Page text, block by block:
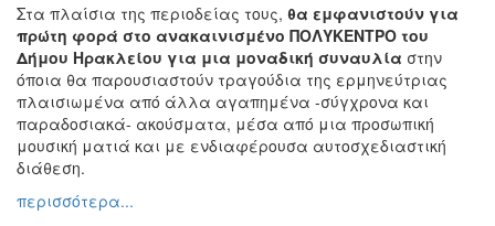
Στα πλαίσια της περιοδείας τους, θα εμφανιστούν για
πρώτη φορά στο ανακαινισμένο ΠΟΛΥΚΕΝΤΡΟ του
Δήμου Ηρακλείου για μια μοναδική συναυλία στην
όποια θα παρουσιαστούν τραγούδια της ερμηνεύτριας
πλαισιωμένα από άλλα αγαπημένα -σύγχρονα και
παραδοσιακά- ακούσματα, μέσα από μια προσωπική
μουσική ματιά και με ενδιαφέρουσα αυτοσχεδιαστική
διάθεση.
περισσότερα...